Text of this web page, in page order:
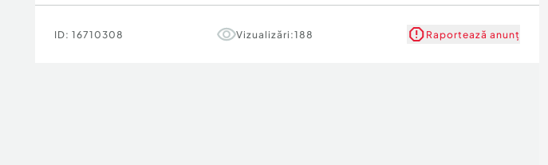
ID: 16710308 Vizualizări:188 Raportează anunț